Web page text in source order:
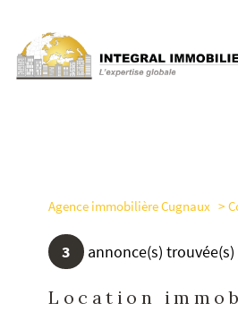
Agence immobilière Cugnaux
3 annonce(s)
Location